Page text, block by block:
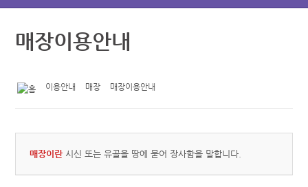
매장이용안내
이용안내 매장 매장이용안내
매장이란 시신 또는 유골을 땅에 묻어 장사함을 말합니다.